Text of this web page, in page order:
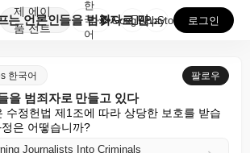
제
품
에이
전트
트럼프는 언론인들을 범죄자로 만들고 있다
한
국
어
GooglePlay
AppStore 로그인
한국어 팔로우
을 범죄자로 만들고 있다
수정헌법 제1조에 따라 상당한 보호를 받습
은 어떻습니까?
Journalists Into Criminals